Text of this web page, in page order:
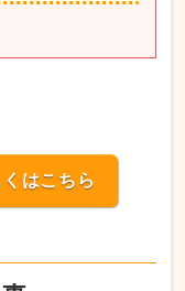
はこちら